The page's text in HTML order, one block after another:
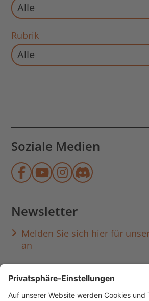
Rubrik
Soziale Medien
Münchner
Münchner
Münchner
Münchner
Newsletter
Melden Sie sich hier für
an
Häufig aufgerufen